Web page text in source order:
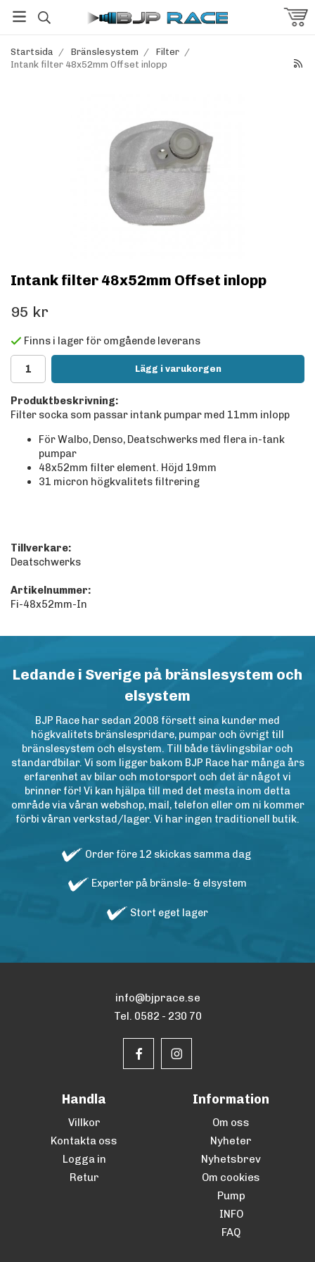
Startsida / Bränslesystem / Filter /
Intank filter 48x52mm Offset inlopp
Intank filter 48x52mm Offset inlopp
95 kr
Finns i lager för omgående leverans
Lägg i varukorgen
Produktbeskrivning:
Filter socka som passar intank pumpar med 11mm inlopp
För Walbo, Denso, Deatschwerks med flera in-tank
pumpar
48x52mm filter element. Höjd 19mm
31 micron högkvalitets filtrering
Tillverkare:
Deatschwerks
Artikelnummer:
Fi-48x52mm-In
Ledande i Sverige på bränslesystem och
elsystem
BJP Race har sedan 2008 försett sina kunder med
högkvalitets bränslespridare, pumpar och övrigt till
bränslesystem och elsystem. Till både tävlingsbilar och
standardbilar. Vi som ligger bakom BJP Race har många års
erfarenhet av bilar och motorsport och det är något vi
brinner för! Vi kan hjälpa till med det mesta inom detta
område via våran webshop, mail, telefon eller om ni kommer
förbi våran verkstad/lager. Vi har ingen traditionell butik.
Order före 12 skickas samma dag
Experter på bränsle- & elsystem
Stort eget lager
info@bjprace.se
Tel. 0582 - 230 70
Handla
Villkor
Kontakta oss
Logga in
Retur
Information
Om oss
Nyheter
Nyhetsbrev
Om cookies
Pump
INFO
FAQ